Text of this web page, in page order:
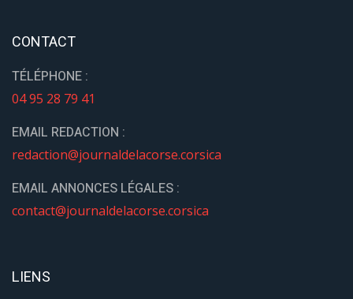
CONTACT
TÉLÉPHONE :
04 95 28 79 41
EMAIL REDACTION :
redaction@journaldelacorse.corsica
EMAIL ANNONCES LÉGALES :
contact@journaldelacorse.corsica
LIENS